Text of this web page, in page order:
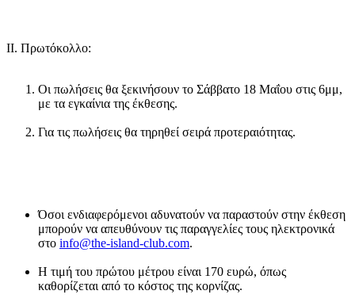
IΙ. Πρωτόκολλο:
Οι πωλήσεις θα ξεκινήσουν το Σάββατο 18 Μαΐου στις 6μμ,
με τα εγκαίνια της έκθεσης.
Για τις πωλήσεις θα τηρηθεί σειρά προτεραιότητας.
Όσοι ενδιαφερόμενοι αδυνατούν να παραστούν στην έκθεση
μπορούν να απευθύνουν τις παραγγελίες τους ηλεκτρονικά
στο info@the-island-club.com.
Η τιμή του πρώτου μέτρου είναι 170 ευρώ, όπως
καθορίζεται από το κόστος της κορνίζας.